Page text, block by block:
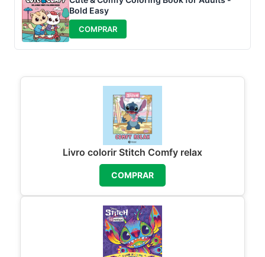
Bold Easy
COMPRAR
Livro colorir Stitch Comfy relax
COMPRAR